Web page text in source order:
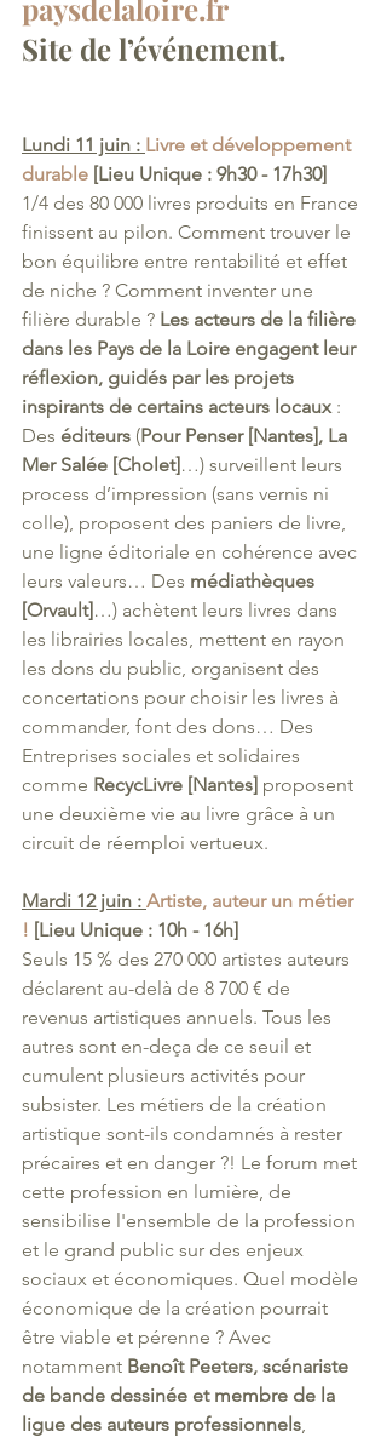
paysdelaloire.fr
Site de l’événement.
Lundi 11 juin : Livre et développement
durable [Lieu Unique : 9h30 - 17h30]
1/4 des 80 000 livres produits en France
finissent au pilon. Comment trouver le
bon équilibre entre rentabilité et effet
de niche ? Comment inventer une
filière durable ? Les acteurs de la filière
dans les Pays de la Loire engagent leur
réflexion, guidés par les projets
inspirants de certains acteurs locaux :
Des éditeurs (Pour Penser [Nantes], La
Mer Salée [Cholet]…) surveillent leurs
process d’impression (sans vernis ni
colle), proposent des paniers de livre,
une ligne éditoriale en cohérence avec
leurs valeurs… Des médiathèques
[Orvault]…) achètent leurs livres dans
les librairies locales, mettent en rayon
les dons du public, organisent des
concertations pour choisir les livres à
commander, font des dons… Des
Entreprises sociales et solidaires
comme RecycLivre [Nantes] proposent
une deuxième vie au livre grâce à un
circuit de réemploi vertueux.
Mardi 12 juin : Artiste, auteur un métier
! [Lieu Unique : 10h - 16h]
Seuls 15 % des 270 000 artistes auteurs
déclarent au-delà de 8 700 € de
revenus artistiques annuels. Tous les
autres sont en-deça de ce seuil et
cumulent plusieurs activités pour
subsister. Les métiers de la création
artistique sont-ils condamnés à rester
précaires et en danger ?! Le forum met
cette profession en lumière, de
sensibilise l'ensemble de la profession
et le grand public sur des enjeux
sociaux et économiques. Quel modèle
économique de la création pourrait
être viable et pérenne ? Avec
notamment Benoît Peeters, scénariste
de bande dessinée et membre de la
ligue des auteurs professionnels,